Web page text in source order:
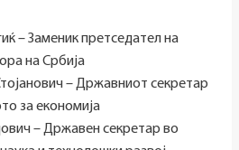
– Заменик претседател на
на Србија
– Државниот секретар
за економија
– Државен секретар во